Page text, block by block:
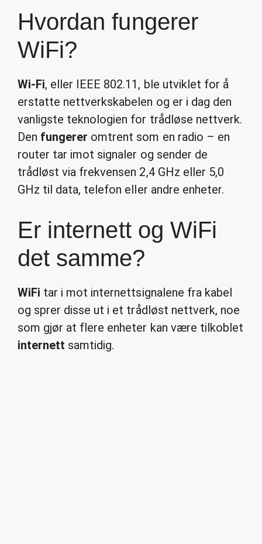
Hvordan fungerer
WiFi?
Wi-Fi, eller IEEE 802.11, ble utviklet for å
erstatte nettverkskabelen og er i dag den
vanligste teknologien for trådløse nettverk.
Den fungerer omtrent som en radio – en
router tar imot signaler og sender de
trådløst via frekvensen 2,4 GHz eller 5,0
GHz til data, telefon eller andre enheter.
Er internett og WiFi
det samme?
WiFi tar i mot internettsignalene fra kabel
og sprer disse ut i et trådløst nettverk, noe
som gjør at flere enheter kan være tilkoblet
internett samtidig.